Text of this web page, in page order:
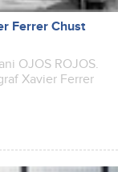
Ferrer Chust
OJOS ROJOS.
Xavier Ferrer